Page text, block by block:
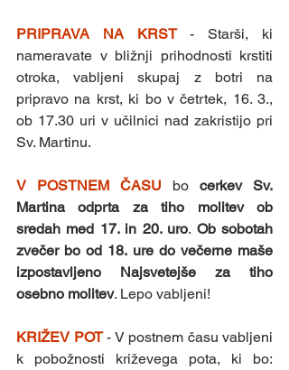
PRIPRAVA NA KRST - Starši, ki
nameravate v bližnji prihodnosti krstiti
otroka, vabljeni skupaj z botri na
pripravo na krst, ki bo v četrtek, 16. 3.,
ob 17.30 uri v učilnici nad zakristijo pri
Sv. Martinu.
V POSTNEM ČASU bo cerkev Sv.
Martina odprta za tiho molitev ob
sredah med 17. in 20. uro. Ob sobotah
zvečer bo od 18. ure do večerne maše
izpostavljeno Najsvetejše za tiho
osebno molitev. Lepo vabljeni!
KRIŽEV POT - V postnem času vabljeni
k pobožnosti križevega pota, ki bo: